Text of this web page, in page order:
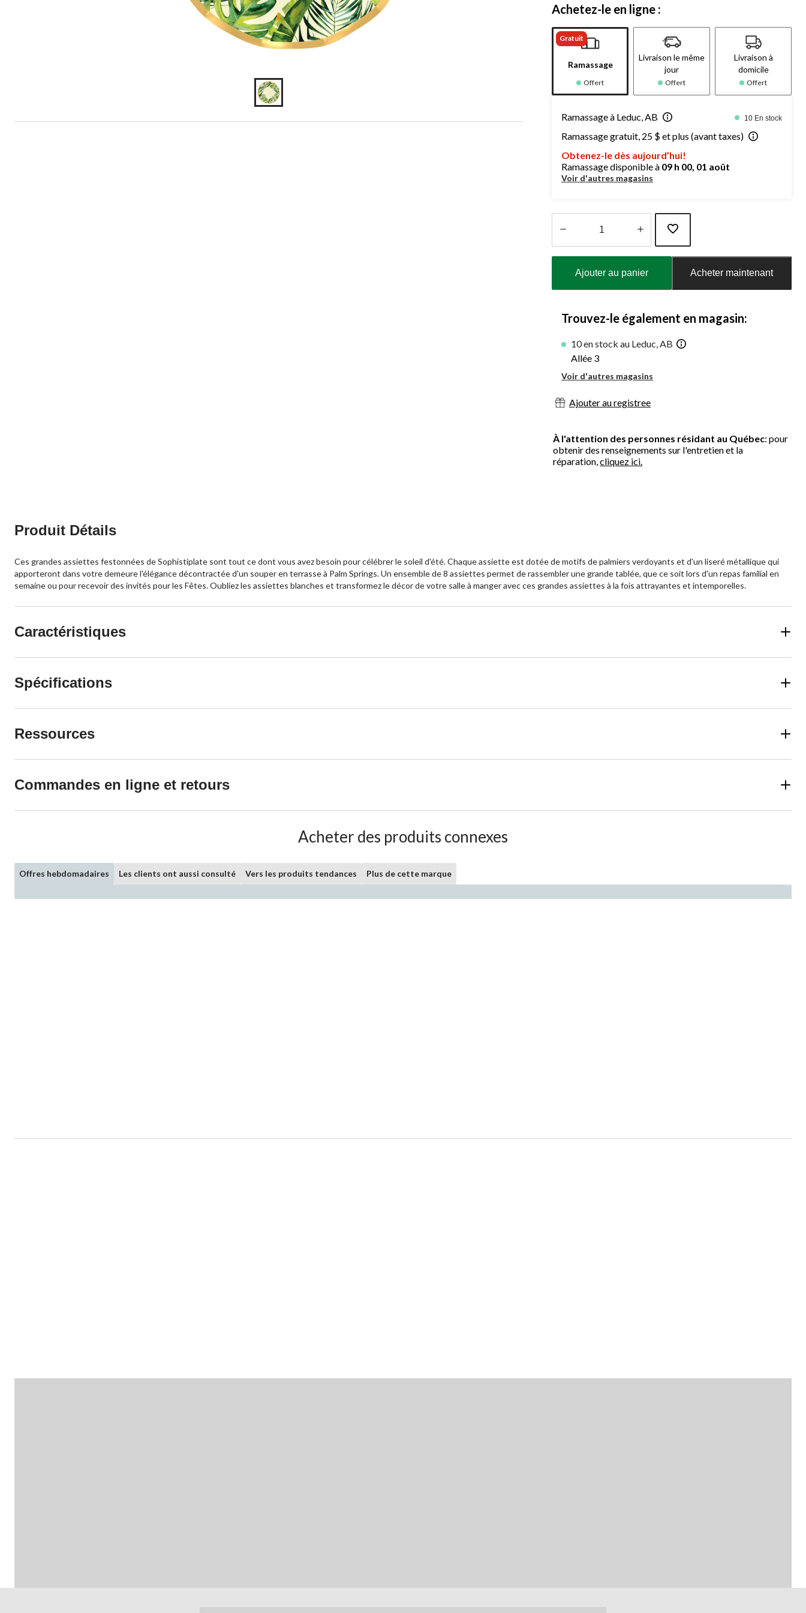
Achetez-le en ligne :
Gratuit
Ramassage
Offert
Livraison le même
jour
Offert
Livraison à
domicile
Offert
Ramassage à Leduc, AB 10 En stock
Ramassage gratuit, 25 $ et plus (avant taxes)
Obtenez-le dès aujourd’hui!
Ramassage disponible à 09 h 00, 01 août
Voir d'autres magasins
Ajouter au panier Acheter maintenant
Trouvez-le également en magasin:
10 en stock au Leduc, AB
Allée 3
Voir d'autres magasins
Ajouter au registree
À l'attention des personnes résidant au Québec: pour
obtenir des renseignements sur l'entretien et la
réparation,cliquez ici.
Produit Détails
Ces grandes assiettes festonnées de Sophistiplate sont tout ce dont vous avez besoin pour célébrer le soleil d'été. Chaque assiette est dotée de motifs de palmiers verdoyants et d'un liseré métallique qui
apporteront dans votre demeure l'élégance décontractée d'un souper en terrasse à Palm Springs. Un ensemble de 8 assiettes permet de rassembler une grande tablée, que ce soit lors d'un repas familial en
semaine ou pour recevoir des invités pour les Fêtes. Oubliez les assiettes blanches et transformez le décor de votre salle à manger avec ces grandes assiettes à la fois attrayantes et intemporelles.
Caractéristiques
Spécifications
Ressources
Commandes en ligne et retours
Acheter des produits connexes
Offres hebdomadaires Les clients ont aussi consulté Vers les produits tendances Plus de cette marque